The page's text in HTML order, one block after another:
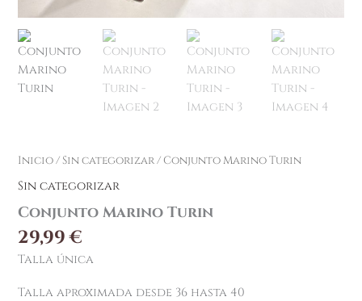
Inicio/Sin categorizar/ Conjunto Marino Turin
Sin categorizar
Conjunto Marino Turin
29,99€
Talla única
Talla aproximada desde 36 hasta 40